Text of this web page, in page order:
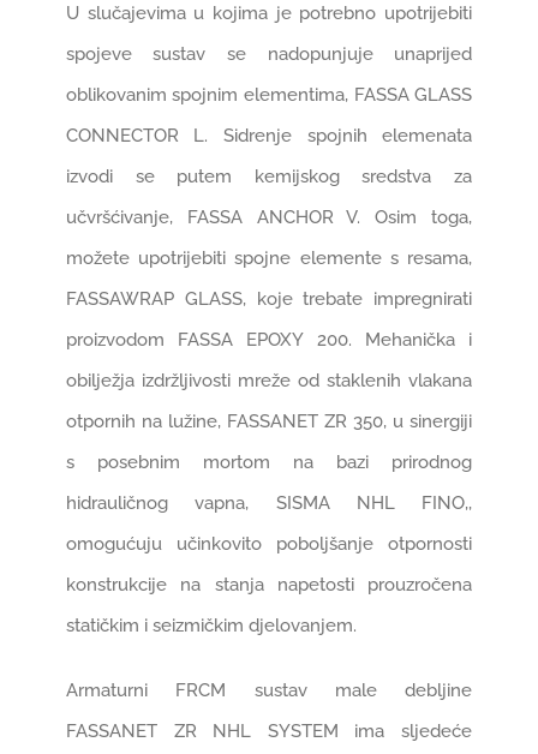
U slučajevima u kojima je potrebno upotrijebiti
spojeve sustav se nadopunjuje unaprijed
oblikovanim spojnim elementima, FASSA GLASS
CONNECTOR L. Sidrenje spojnih elemenata
izvodi se putem kemijskog sredstva za
učvršćivanje, FASSA ANCHOR V. Osim toga,
možete upotrijebiti spojne elemente s resama,
FASSAWRAP GLASS, koje trebate impregnirati
proizvodom FASSA EPOXY 200. Mehanička i
obilježja izdržljivosti mreže od staklenih vlakana
otpornih na lužine, FASSANET ZR 350, u sinergiji
s posebnim mortom na bazi prirodnog
hidrauličnog vapna, SISMA NHL FINO,,
omogućuju učinkovito poboljšanje otpornosti
konstrukcije na stanja napetosti prouzročena
statičkim i seizmičkim djelovanjem.
Armaturni FRCM sustav male debljine
FASSANET ZR NHL SYSTEM ima sljedeće